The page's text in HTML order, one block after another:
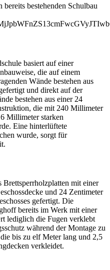
bestehenden Schulbau
basiert auf einer
die auf einem
Wände bestehen aus
und direkt auf der
bestehen aus einer 24
die mit 240 Millimeter
Millimeter starken
Eine hinterlüftete
wurde, sorgt für
Brettsperrholzplatten mit einer
und 24 Zentimeter
gefertigt. Die
bereits im Werk mit einer
lediglich die Fugen verklebt
während der Montage zu
bis zu elf Meter lang und 2,5
verkleidet.